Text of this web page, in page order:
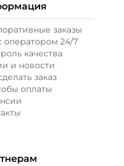
заказы
оператором 24/7
качества
и новости
заказ
оплаты